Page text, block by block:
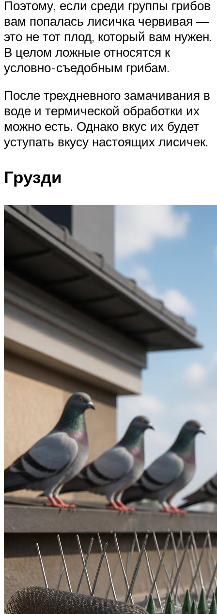
Поэтому, если среди группы грибов
вам попалась лисичка червивая —
это не тот плод, который вам нужен.
В целом ложные относятся к
условно-съедобным грибам.
После трехдневного замачивания в
воде и термической обработки их
можно есть. Однако вкус их будет
уступать вкусу настоящих лисичек.
Грузди